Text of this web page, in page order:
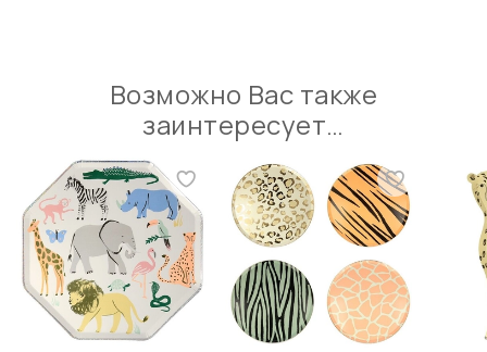
Возможно Вас также
заинтересует…